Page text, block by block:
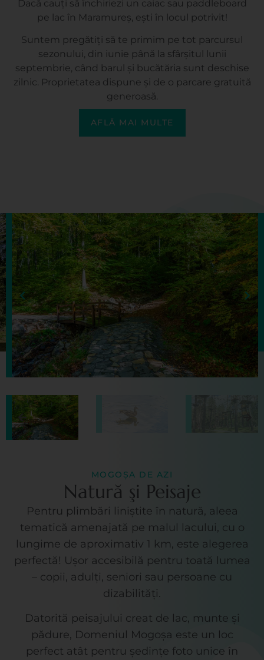
Dacă cauți să închiriezi un caiac sau paddleboard
pe lac în Maramureș, ești în locul potrivit!
Suntem pregătiți să te primim pe tot parcursul
sezonului, din iunie până la sfârșitul lunii
septembrie, când barul și bucătăria sunt deschise
zilnic. Proprietatea dispune și de o parcare gratuită
generoasă.
AFLĂ MAI MULTE
MOGOȘA DE AZI
Natură şi Peisaje
Pentru plimbări liniștite în natură, aleea
tematică amenajată pe malul lacului, cu o
lungime de aproximativ 1 km, este alegerea
perfectă! Ușor accesibilă pentru toată lumea
– copii, adulți, seniori sau persoane cu
dizabilități.
Datorită peisajului creat de lac, munte și
pădure, Domeniul Mogoșa este un loc
perfect atât pentru ședințe foto unice în